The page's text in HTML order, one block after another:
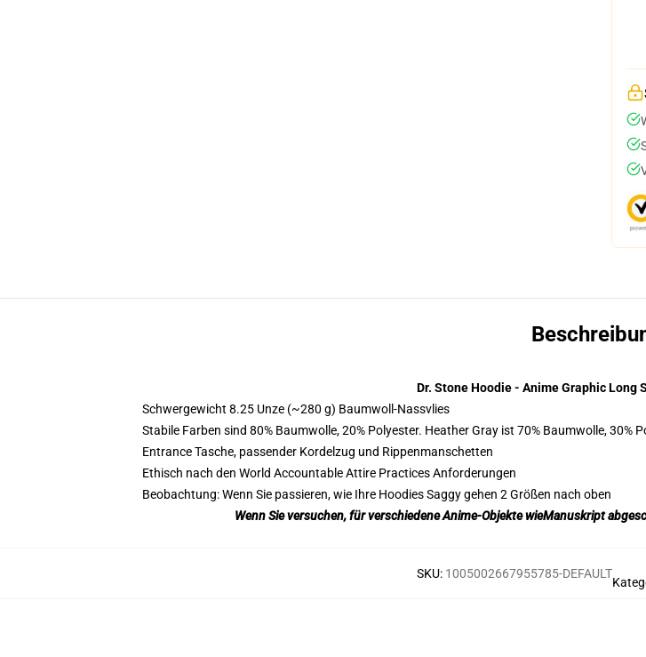
Dr. Stone Hoodie - Anime Graphic Long
Schwergewicht 8.25 Unze (~280 g) Baumwoll-Nassvlies
Stabile Farben sind 80% Baumwolle, 20% Polyester. Heather Gray ist 70% Baumwolle, 30%
Entrance Tasche, passender Kordelzug und Rippenmanschetten
Ethisch nach den World Accountable Attire Practices Anforderungen
Beobachtung: Wenn Sie passieren, wie Ihre Hoodies Saggy gehen 2 Größen nach oben
Wenn Sie versuchen, für verschiedene Anime-Objekte wieManuskript
SKU: 1005002667955785-DEFAULT